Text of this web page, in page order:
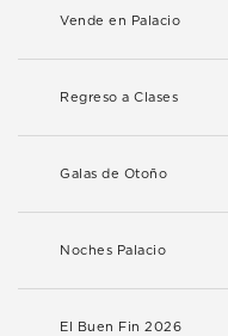
Vende en Palacio
Regreso a Clases
Galas de Otoño
Noches Palacio
El Buen Fin 2026